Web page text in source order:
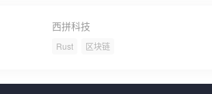
西拼科技
Rust 区块链